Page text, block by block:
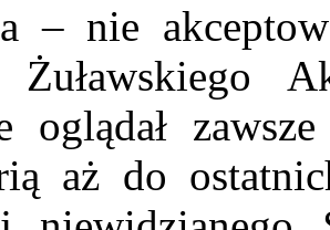
– nie
oglądał
aż do